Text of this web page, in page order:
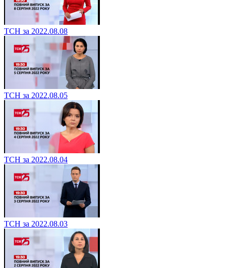
ТСН за 2022.08.08
ТСН за 2022.08.05
ТСН за 2022.08.04
ТСН за 2022.08.03